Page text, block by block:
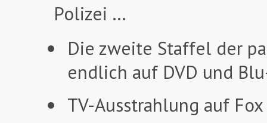
Polizei …
Die zweite Staffel der
endlich auf DVD und
TV-Ausstrahlung auf